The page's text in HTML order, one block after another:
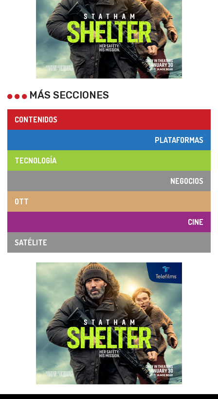
MÁS SECCIONES
CONTENIDOS
PLATAFORMAS
TECNOLOGÍA
NEGOCIOS
OTT
CINE
SATÉLITE